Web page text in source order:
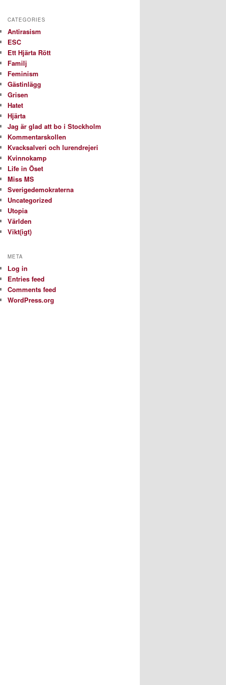
CATEGORIES
Antirasism
ESC
Ett Hjärta Rött
Familj
Feminism
Gästinlägg
Grisen
Hatet
Hjärta
Jag är glad att bo i Stockholm
Kommentarskollen
Kvacksalveri och lurendrejeri
Kvinnokamp
Life in Öset
Miss MS
Sverigedemokraterna
Uncategorized
Utopia
Världen
Vikt(igt)
META
Log in
Entries feed
Comments feed
WordPress.org